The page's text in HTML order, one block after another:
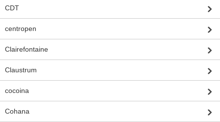
CDT
centropen
Clairefontaine
Claustrum
cocoina
Cohana